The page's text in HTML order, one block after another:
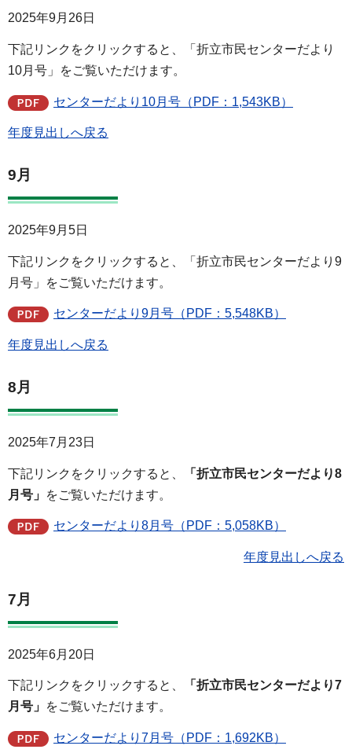
2025年9月26日
下記リンクをクリックすると、「折立市民センターだより
10月号」をご覧いただけます。
センターだより10月号（PDF：1,543KB）
年度見出しへ戻る
9月
2025年9月5日
下記リンクをクリックすると、「折立市民センターだより9
月号」をご覧いただけます。
センターだより9月号（PDF：5,548KB）
年度見出しへ戻る
8月
2025年7月23日
下記リンクをクリックすると、
「折立市民センターだより8
月号」 をご覧いただけます。
センターだより8月号（PDF：5,058KB）
年度見出しへ戻る
7月
2025年6月20日
下記リンクをクリックすると、
「折立市民センターだより7
月号」 をご覧いただけます。
センターだより7月号（PDF：1,692KB）